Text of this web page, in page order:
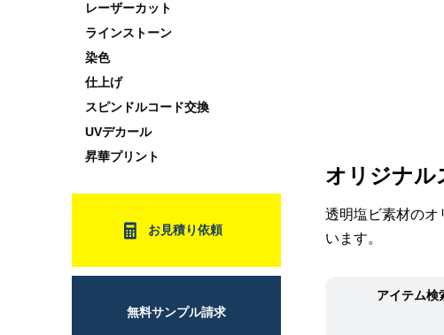
レーザーカット
ラインストーン
染色
仕上げ
スピンドルコード交換
UVデカール
昇華プリント
お見積り依頼
無料サンプル請求
オリジナル
透明塩ビ素材のオ
います。
アイテム検